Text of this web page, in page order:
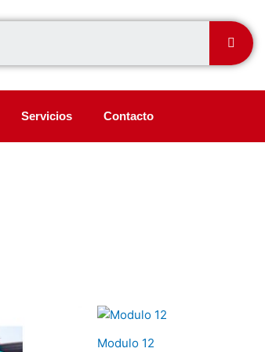
Servicios Contacto
Modulo 12